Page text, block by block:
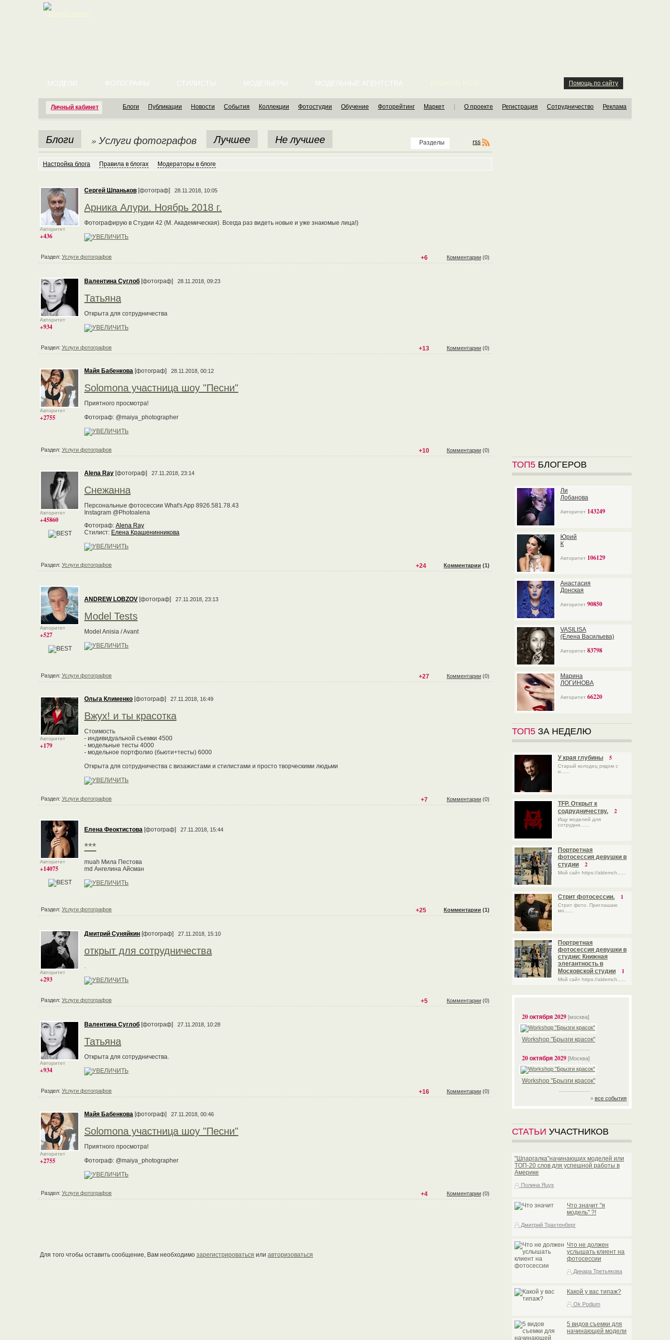
Личный кабинет
МОДЕЛИ ФОТОГРАФЫ СТИЛИСТЫ МОДЕЛЬЕРЫ МОДЕЛЬНЫЕ АГЕНТСТВА Помощь по сайту
Блоги Публикации Новости События Коллекции Фотостудии Обучение Фоторейтинг Маркет О проекте Регистрация Сотрудничество Реклама
Разделы rss
Блоги » Услуги фотографов Лучшее Не лучшее
Настройка блога Правила в блогах Модераторы в блоге
Авторитет
+436
Сергей Шпаньков [фотограф] 28.11.2018, 10:05
Арника Алури. Ноябрь 2018 г.
Фотографирую в Студии 42 (М. Академическая). Всегда раз видеть новые и уже знакомые лица!)
+6 Комментарии (0)
Раздел: Услуги фотографов
Авторитет
+934
Валентина Суглоб [фотограф] 28.11.2018, 09:23
Татьяна
Открыта для сотрудничества
+13 Комментарии (0)
Раздел: Услуги фотографов
Авторитет
+2755
Майя Бабенкова [фотограф] 28.11.2018, 00:12
Solomona участница шоу "Песни"
Приятного просмотра!
Фотограф: @maiya_photographer
+10 Комментарии (0)
Раздел: Услуги фотографов
Авторитет
+45860
Alena Ray [фотограф] 27.11.2018, 23:14
Снежанна
Персональные фотосессии What's App 8926.581.78.43
Instagram @Photoalena
Фотограф: Alena Ray
Стилист: Елена Крашенинникова
+24 Комментарии (1)
Раздел: Услуги фотографов
Авторитет
+527
ANDREW LOBZOV [фотограф] 27.11.2018, 23:13
Model Tests
Model Anisia / Avant
+27 Комментарии (0)
Раздел: Услуги фотографов
Авторитет
+179
Ольга Клименко [фотограф] 27.11.2018, 16:49
Вжух! и ты красотка
Стоимость
- индивидуальной съемки 4500
- модельные тесты 4000
- модельное портфолио (бьюти+тесты) 6000
Открыта для сотрудничества с визажистами и стилистами и просто творческими людьми
+7 Комментарии (0)
Раздел: Услуги фотографов
Авторитет
+14075
Елена Феоктистова [фотограф] 27.11.2018, 15:44
***
muah Мила Пестова
md Ангелина Айсман
+25 Комментарии (1)
Раздел: Услуги фотографов
Авторитет
+293
Дмитрий Суняйкин [фотограф] 27.11.2018, 15:10
открыт для сотрудничества
.
+5 Комментарии (0)
Раздел: Услуги фотографов
Авторитет
+934
Валентина Суглоб [фотограф] 27.11.2018, 10:28
Татьяна
Открыта для сотрудничества.
+16 Комментарии (0)
Раздел: Услуги фотографов
Авторитет
+2755
Майя Бабенкова [фотограф] 27.11.2018, 00:46
Solomona участница шоу "Песни"
Приятного просмотра!
Фотограф: @maiya_photographer
+4 Комментарии (0)
Раздел: Услуги фотографов
Для того чтобы оставить сообщение, Вам необходимо зарегистрироваться или авторизоваться
ТОП5 БЛОГЕРОВ
Ли
Лобанова
Авторитет 143249
Юрий
К
Авторитет 106129
Анастасия
Донская
Авторитет 90850
VASILISA
(Елена Васильева)
Авторитет 83798
Марина
ЛОГИНОВА
Авторитет 66220
ТОП5 ЗА НЕДЕЛЮ
У края глубины 5
Старый колодец рядом с
н......
TFP. Открыт к
содрудничеству.
2
Ищу моделей для
сотрудни......
Портретная
фотосессия девушки в
студии
2
Мой сайт https://aldemch......
Стрит фотосессии. 1
Стрит фото. Приглашаю
мо......
Портретная
фотосессия девушки в
студии: Книжная
элегантность в
Московской студии
1
Мой сайт https://aldemch......
20 октября 2029 [москва]
Workshop "Брызги красок"
20 октября 2029 [Москва]
Workshop "Брызги красок"
» все события
СТАТЬИ УЧАСТНИКОВ
"Шпаргалка"начинающих моделей или
TOП-20 слов для успешной работы в
Америке
Полина Яцук
Что значит "я
модель" ?!
Дмитрий Трахтенберг
Что не должен
услышать клиент на
фотосессии
Динара Третьякова
Какой у вас типаж?
Ok Podium
5 видов съемки для
начинающей модели